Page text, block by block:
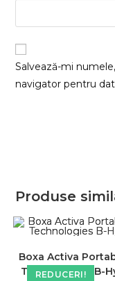
Salvează-mi
navigator pentru
Produse
REDUCERI!
Boxa Activa
Technologies B-